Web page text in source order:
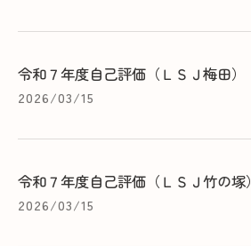
令和７年度自己評価（ＬＳＪ梅田）
2026/03/15
令和７年度自己評価（ＬＳＪ竹の塚）
2026/03/15